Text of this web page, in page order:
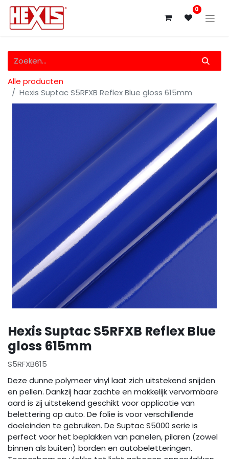
0
Alle producten
Hexis Suptac S5RFXB Reflex Blue gloss 615mm
Hexis Suptac S5RFXB Reflex Blue
gloss 615mm
S5RFXB615
Deze dunne polymeer vinyl laat zich uitstekend snijden
en pellen. Dankzij haar zachte en makkelijk vervormbare
aard is zij uitstekend geschikt voor applicatie van
belettering op auto. De folie is voor verschillende
doeleinden te gebruiken. De Suptac S5000 serie is
perfect voor het beplakken van panelen, pilaren (zowel
binnen als buiten) borden en autobeletteringen.